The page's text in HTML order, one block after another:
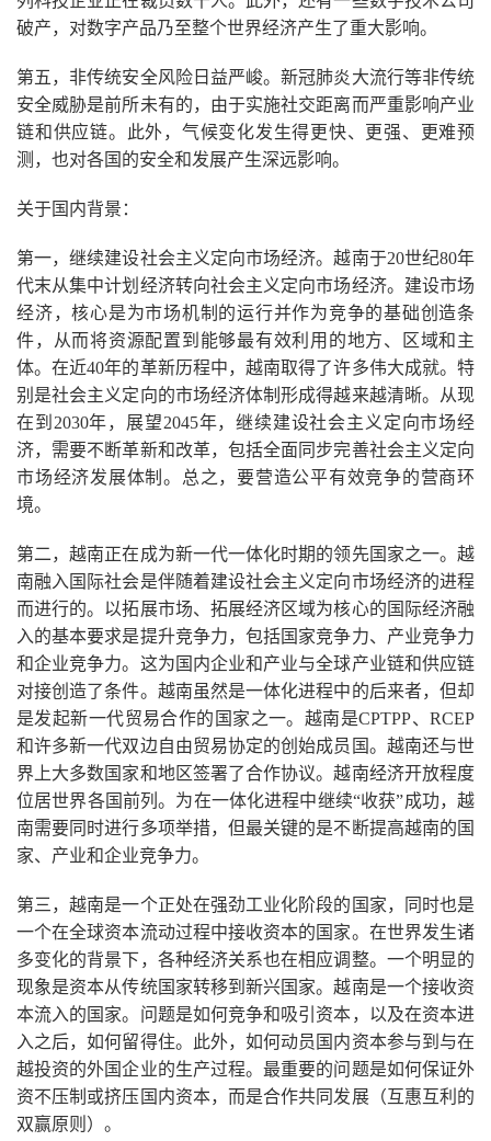
破产，对数字产品乃至整个世界经济产生了重大影响。
第五，非传统安全风险日益严峻。新冠肺炎大流行等非传统
安全威胁是前所未有的，由于实施社交距离而严重影响产业
链和供应链。此外，气候变化发生得更快、更强、更难预
测，也对各国的安全和发展产生深远影响。
关于国内背景：
第一，继续建设社会主义定向市场经济。越南于20世纪80年
代末从集中计划经济转向社会主义定向市场经济。建设市场
经济，核心是为市场机制的运行并作为竞争的基础创造条
件，从而将资源配置到能够最有效利用的地方、区域和主
体。在近40年的革新历程中，越南取得了许多伟大成就。特
别是社会主义定向的市场经济体制形成得越来越清晰。从现
在到2030年，展望2045年，继续建设社会主义定向市场经
济，需要不断革新和改革，包括全面同步完善社会主义定向
市场经济发展体制。总之，要营造公平有效竞争的营商环
境。
第二，越南正在成为新一代一体化时期的领先国家之一。越
南融入国际社会是伴随着建设社会主义定向市场经济的进程
而进行的。以拓展市场、拓展经济区域为核心的国际经济融
入的基本要求是提升竞争力，包括国家竞争力、产业竞争力
和企业竞争力。这为国内企业和产业与全球产业链和供应链
对接创造了条件。越南虽然是一体化进程中的后来者，但却
是发起新一代贸易合作的国家之一。越南是CPTPP、RCEP
和许多新一代双边自由贸易协定的创始成员国。越南还与世
界上大多数国家和地区签署了合作协议。越南经济开放程度
位居世界各国前列。为在一体化进程中继续“收获”成功，越
南需要同时进行多项举措，但最关键的是不断提高越南的国
家、产业和企业竞争力。
第三，越南是一个正处在强劲工业化阶段的国家，同时也是
一个在全球资本流动过程中接收资本的国家。在世界发生诸
多变化的背景下，各种经济关系也在相应调整。一个明显的
现象是资本从传统国家转移到新兴国家。越南是一个接收资
本流入的国家。问题是如何竞争和吸引资本，以及在资本进
入之后，如何留得住。此外，如何动员国内资本参与到与在
越投资的外国企业的生产过程。最重要的问题是如何保证外
资不压制或挤压国内资本，而是合作共同发展（互惠互利的
双赢原则）。